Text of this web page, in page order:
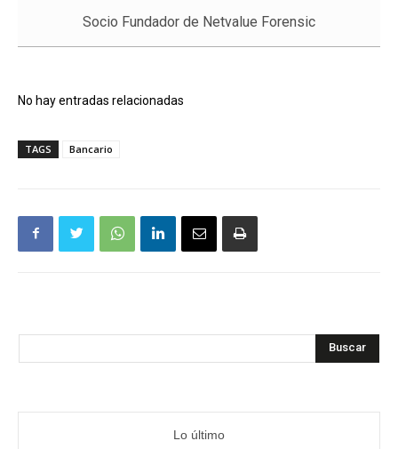
Socio Fundador de Netvalue Forensic
No hay entradas relacionadas
TAGS Bancario
Buscar
Lo último